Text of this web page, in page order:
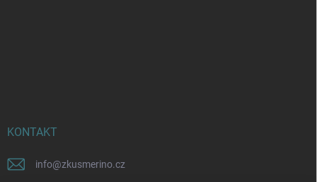
KONTAKT
info@zkusmerino.cz